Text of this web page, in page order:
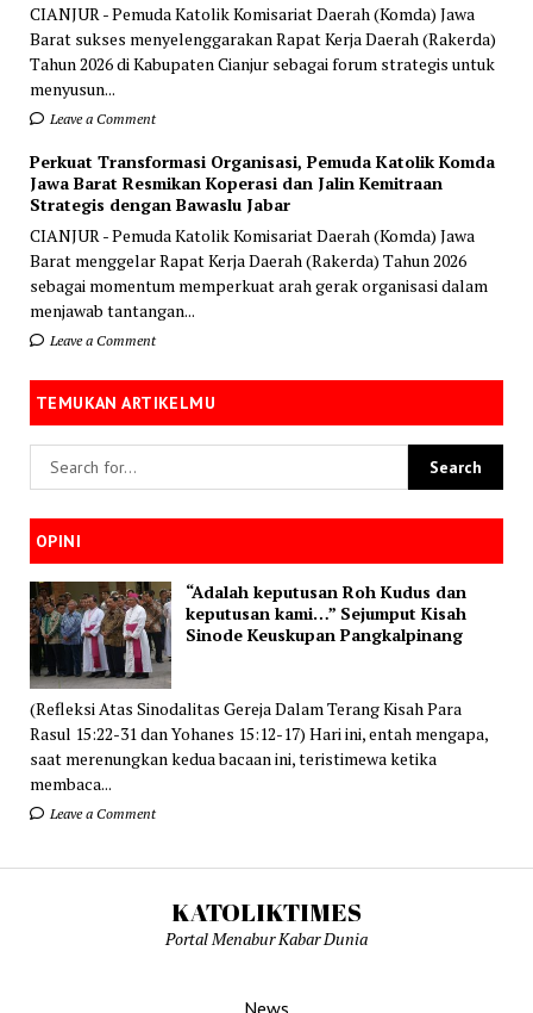
CIANJUR - Pemuda Katolik Komisariat Daerah (Komda) Jawa
Barat sukses menyelenggarakan Rapat Kerja Daerah (Rakerda)
Tahun 2026 di Kabupaten Cianjur sebagai forum strategis untuk
menyusun...
Leave a Comment
Perkuat Transformasi Organisasi, Pemuda Katolik Komda
Jawa Barat Resmikan Koperasi dan Jalin Kemitraan
Strategis dengan Bawaslu Jabar
CIANJUR - Pemuda Katolik Komisariat Daerah (Komda) Jawa
Barat menggelar Rapat Kerja Daerah (Rakerda) Tahun 2026
sebagai momentum memperkuat arah gerak organisasi dalam
menjawab tantangan...
Leave a Comment
TEMUKAN ARTIKELMU
OPINI
“Adalah keputusan Roh Kudus dan
keputusan kami…” Sejumput Kisah
Sinode Keuskupan Pangkalpinang
(Refleksi Atas Sinodalitas Gereja Dalam Terang Kisah Para
Rasul 15:22-31 dan Yohanes 15:12-17) Hari ini, entah mengapa,
saat merenungkan kedua bacaan ini, teristimewa ketika
membaca...
Leave a Comment
KATOLIKTIMES
Portal Menabur Kabar Dunia
News